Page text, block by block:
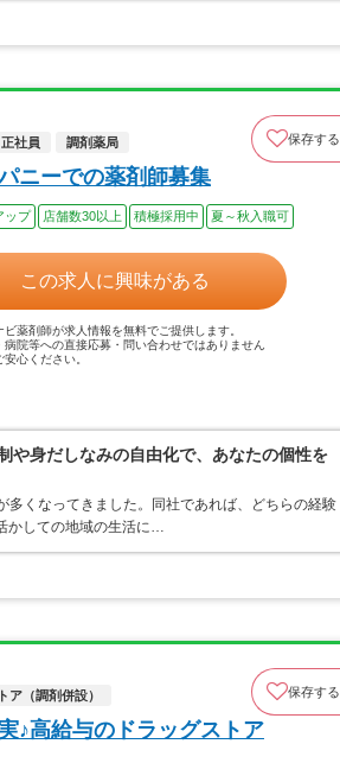
正社員 調剤薬局 保存する
ニーでの薬剤師募集
ップ 店舗数30以上 積極採用中 夏～秋入職可
この求人に興味がある
ビ薬剤師が求人情報を無料でご提供します。
病院等への直接応募・問い合わせではありません
安心ください。
や身だしなみの自由化で、あなたの個性を
くなってきました。同社であれば、どちらの経験
かしての地域の生活に…
ア（調剤併設） 保存する
♪高給与のドラッグストア